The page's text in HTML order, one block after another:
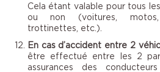
Cela étant valable pour tous
ou non (voitures,
trottinettes, etc.).
En cas d’accident entre 2
être effectué entre les 2
assurances des